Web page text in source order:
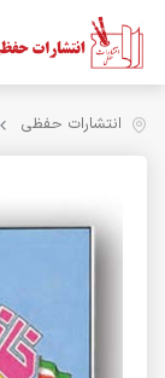
انتشارات حفظی